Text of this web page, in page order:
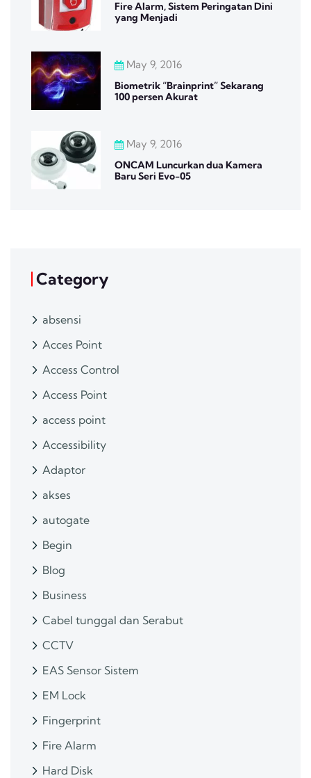
Fire Alarm, Sistem Peringatan Dini
yang Menjadi
May 9, 2016
Biometrik “Brainprint” Sekarang
100 persen Akurat
May 9, 2016
ONCAM Luncurkan dua Kamera
Baru Seri Evo-05
Category
absensi
Acces Point
Access Control
Access Point
access point
Accessibility
Adaptor
akses
autogate
Begin
Blog
Business
Cabel tunggal dan Serabut
CCTV
EAS Sensor Sistem
EM Lock
Fingerprint
Fire Alarm
Hard Disk